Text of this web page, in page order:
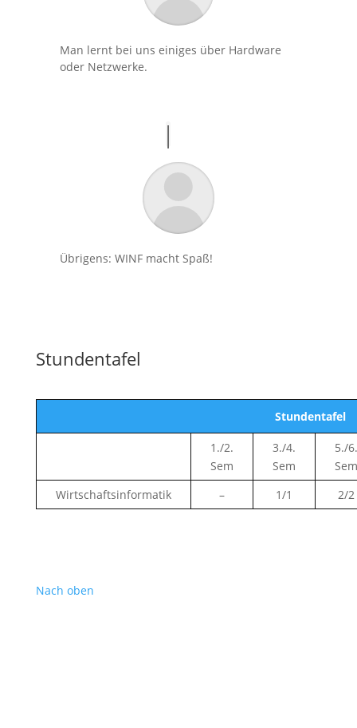
Man lernt bei uns einiges über Hardware
oder Netzwerke.
Übrigens: WINF macht Spaß!
Stundentafel
Stundentafel
1./2.
Sem
3./4.
Sem
5./6.
Sem
Wirtschaftsinformatik
– 1/1 2/2
Nach oben